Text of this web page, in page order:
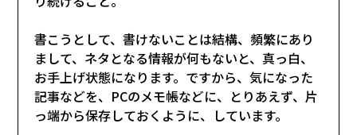
書こうとして、書けないことは結構、頻繁にあり
まして、ネタとなる情報が何もないと、真っ白、
お手上げ状態になります。ですから、気になった
記事などを、PCのメモ帳などに、とりあえず、片
っ端から保存しておくように、しています。